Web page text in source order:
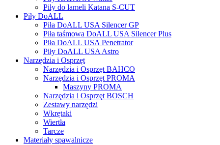
Piły do lameli Katana S-CUT
Piły DoALL
Piła DoALL USA Silencer GP
Piła taśmowa DoALL USA Silencer Plus
Piła DoALL USA Penetrator
Piły DoALL USA Astro
Narzędzia i Osprzęt
Narzędzia i Osprzęt BAHCO
Narzędzia i Osprzęt PROMA
Maszyny PROMA
Narzędzia i Osprzęt BOSCH
Zestawy narzędzi
Wkrętaki
Wiertła
Tarcze
Materiały spawalnicze